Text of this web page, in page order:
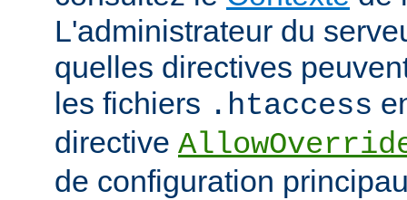
L'administrateur du
quelles directives
les fichiers .htaccess
directive
de configuration